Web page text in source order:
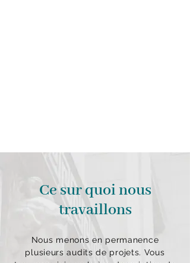
Ce sur quoi nous
travaillons
Nous menons en permanence
plusieurs audits de projets. Vous